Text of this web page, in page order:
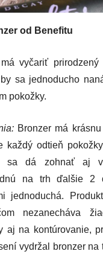
od Benefitu
má vyčariť
sa jednoducho
pokožky.
Bronzer má
každý odtieň
sa dá zohnať aj
na trh ďalšie 2
jednoduchá.
nezanecháva
aj na kontúrovanie,
vydržal bronzer na